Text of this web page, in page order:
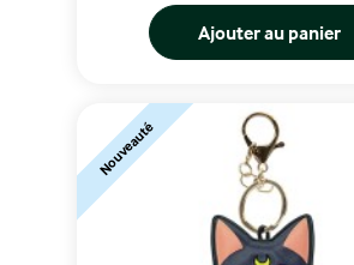
Ajouter au panier
Nouveauté